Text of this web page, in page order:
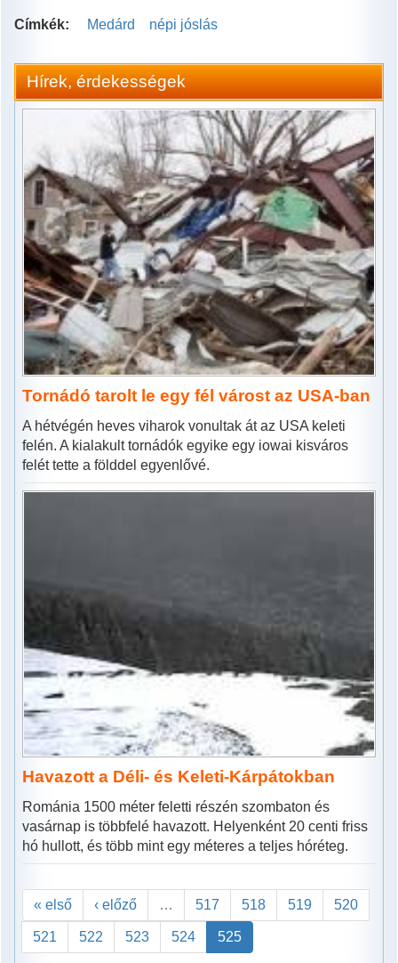
Címkék: Medárd népi jóslás
Hírek, érdekességek
Tornádó tarolt le egy fél várost az USA-ban
A hétvégén heves viharok vonultak át az USA keleti
felén. A kialakult tornádók egyike egy iowai kisváros
felét tette a földdel egyenlővé.
Havazott a Déli- és Keleti-Kárpátokban
Románia 1500 méter feletti részén szombaton és
vasárnap is többfelé havazott. Helyenként 20 centi friss
hó hullott, és több mint egy méteres a teljes hóréteg.
« első ‹ előző … 517 518 519 520
521 522 523 524 525